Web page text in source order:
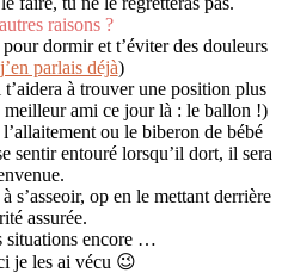
raisons ?
dormir et t’éviter des douleurs
parlais déjà)
à trouver une position plus
ami ce jour là : le ballon !)
ou le biberon de bébé
sentir entouré lorsqu’il dort, il sera
s’asseoir, op en le mettant derrière
assurée.
situations encore …
je les ai vécu 😉